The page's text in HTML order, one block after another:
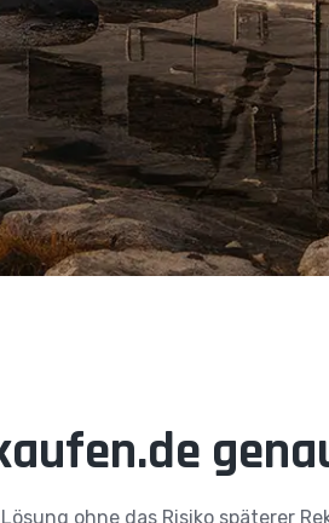
ohne das Risiko späterer